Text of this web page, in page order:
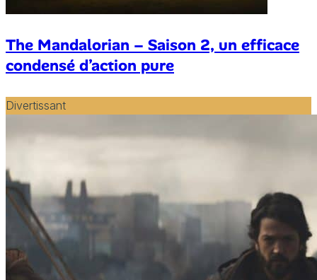
The Mandalorian – Saison 2, un efficace
condensé d’action pure
Divertissant